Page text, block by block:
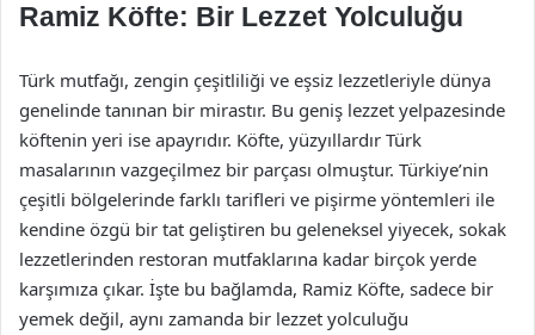
Ramiz Köfte: Bir Lezzet Yolculuğu
Türk mutfağı, zengin çeşitliliği ve eşsiz lezzetleriyle dünya
genelinde tanınan bir mirastır. Bu geniş lezzet yelpazesinde
köftenin yeri ise apayrıdır. Köfte, yüzyıllardır Türk
masalarının vazgeçilmez bir parçası olmuştur. Türkiye’nin
çeşitli bölgelerinde farklı tarifleri ve pişirme yöntemleri ile
kendine özgü bir tat geliştiren bu geleneksel yiyecek, sokak
lezzetlerinden restoran mutfaklarına kadar birçok yerde
karşımıza çıkar. İşte bu bağlamda, Ramiz Köfte, sadece bir
yemek değil, aynı zamanda bir lezzet yolculuğu